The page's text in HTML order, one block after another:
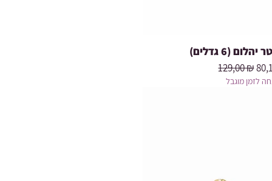
(6 גדלים)
Prix original
129,00 ₪
לזמן מוגבל